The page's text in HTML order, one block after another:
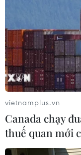
vietnamplus.vn
Canada chạy
thuế quan mới